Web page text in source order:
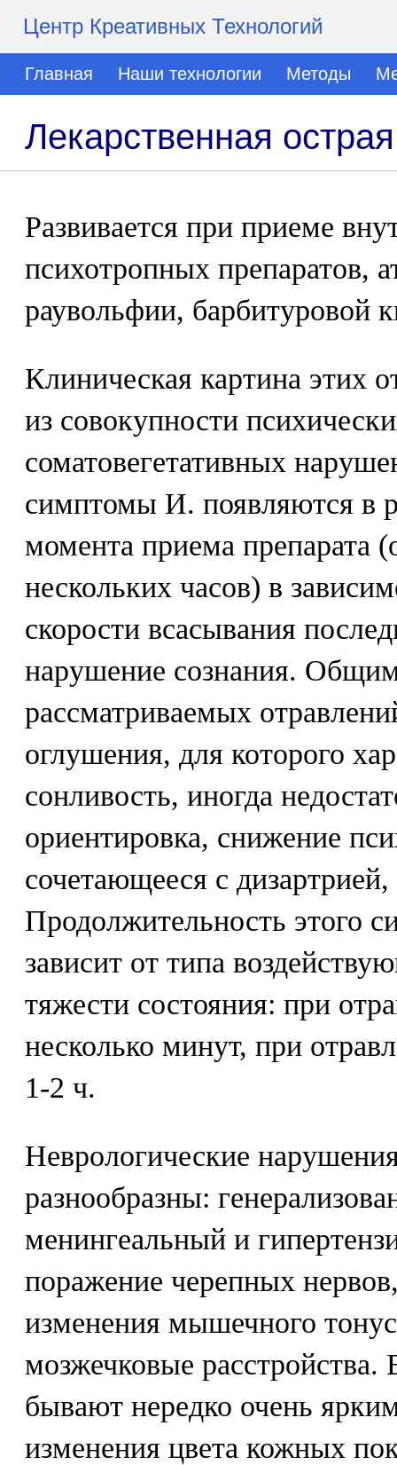
Центр Креативных Технологий
Главная Наши технологии Методы
Лекарственная
Развивается при приеме
психотропных препаратов,
раувольфии, барбитуровой
Клиническая картина этих
из совокупности
соматовегетативных
симптомы И. появляются в
момента приема препарата
нескольких часов) в
скорости всасывания
нарушение сознания.
рассматриваемых
оглушения, для которого
сонливость, иногда
ориентировка, снижение
сочетающееся с
Продолжительность этого
зависит от типа
тяжести состояния: при
несколько минут, при
1-2 ч.
Неврологические
разнообразны:
менингеальный и
поражение черепных
изменения мышечного
мозжечковые
бывают нередко очень
изменения цвета кожных